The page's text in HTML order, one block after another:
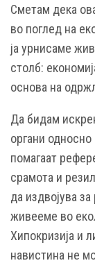
Сметам дека
во поглед на
ја урнисаме
столб:
основа на
Да бидам
органи
помагаат
срамота и
да издвојува
живееме во
Хипокризија и
навистина не